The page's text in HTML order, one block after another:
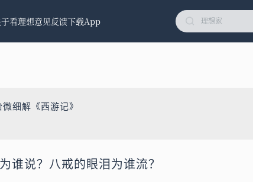
看理想意见反馈下载App
细解《西游记》
谁说？八戒的眼泪为谁流？